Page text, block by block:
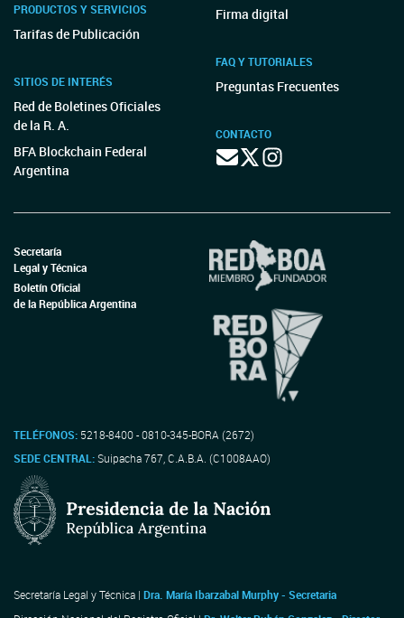
PRODUCTOS Y SERVICIOS
Tarifas de Publicación
SITIOS DE INTERÉS
Red de Boletines Oficiales
de la R. A.
BFA Blockchain Federal
Argentina
Firma digital
FAQ Y TUTORIALES
Preguntas Frecuentes
CONTACTO
Secretaría
Legal y Técnica
Boletín Oficial
de la República Argentina
TELÉFONOS: 5218-8400 - 0810-345-BORA (2672)
SEDE CENTRAL:Suipacha 767, C.A.B.A. (C1008AAO)
Secretaría Legal y Técnica | Dra. María Ibarzabal Murphy - Secretaria